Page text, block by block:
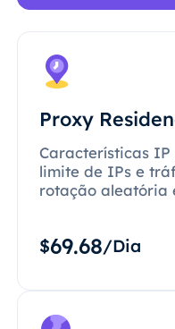
Proxy
Características
limite de IPs e
rotação aleatória
$69.68/Dia